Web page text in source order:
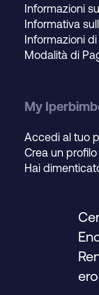
Informazioni
Informativa
Informazioni
Modalità di
My
Accedi al tuo
Crea un
Hai